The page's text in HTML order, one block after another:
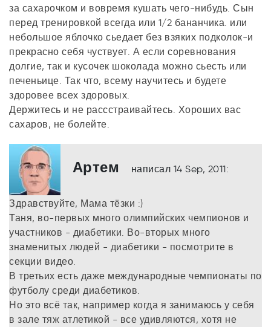
за сахарочком и вовремя кушать чего-нибудь. Сын
перед тренировкой всегда или 1/2 бананчика. или
небольшое яблочко сьедает без взяких подколок-и
прекрасно себя чуствует. А если соревнования
долгие, так и кусочек шоколада можно сьесть или
печеньице. Так что, всему научитесь и будете
здоровее всех здоровых.
Держитесь и не рассстраивайтесь. Хороших вас
сахаров, не болейте.
Артем написал 14 Sep, 2011:
Здравствуйте, Мама тёзки :)
Таня, во-первых много олимпийских чемпионов и
участников - диабетики. Во-вторых много
знаменитых людей - диабетики - посмотрите в
секции видео.
В третьих есть даже международные чемпионаты по
футболу среди диабетиков.
Но это всё так, например когда я занимаюсь у себя
в зале тяж атлетикой - все удивляются, хотя не